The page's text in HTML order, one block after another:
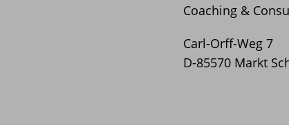
Coaching &
Carl-Orff-Weg 7
D-85570 Markt